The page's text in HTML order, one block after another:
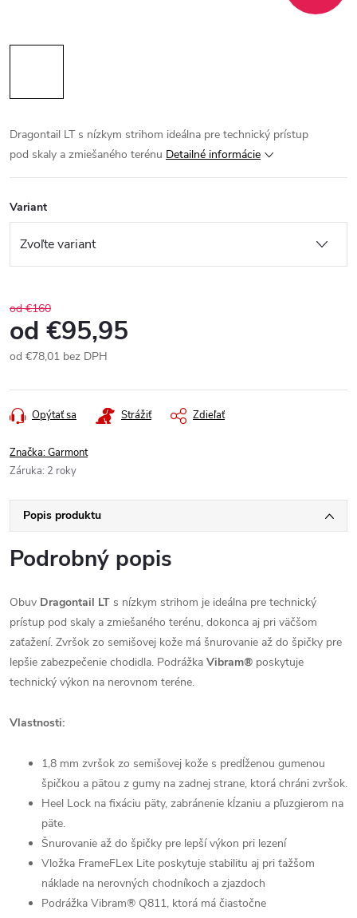
Dragontail LT s nízkym strihom ideálna pre technický prístup
pod skaly a zmiešaného terénu Detailné informácie
Variant
od €160
od €95,95
od €78,01 bez DPH
cena:
Opýtať sa Strážiť Zdieľať
Značka:Garmont
Záruka: 2 roky
Popis produktu
Podrobný popis
Obuv Dragontail LT s nízkym strihom je ideálna pre technický
prístup pod skaly a zmiešaného terénu, dokonca aj pri väčšom
zaťažení. Zvršok zo semišovej kože má šnurovanie až do špičky pre
lepšie zabezpečenie chodidla. Podrážka Vibram® poskytuje
technický výkon na nerovnom teréne.
Vlastnosti:
1,8 mm zvršok zo semišovej kože s predĺženou gumenou
špičkou a pätou z gumy na zadnej strane, ktorá chráni zvršok.
Heel Lock na fixáciu päty, zabránenie kĺzaniu a pľuzgierom na
päte.
Šnurovanie až do špičky pre lepší výkon pri lezení
Vložka FrameFLex Lite poskytuje stabilitu aj pri ťažšom
náklade na nerovných chodníkoch a zjazdoch
Podrážka Vibram® Q811, ktorá má čiastočne